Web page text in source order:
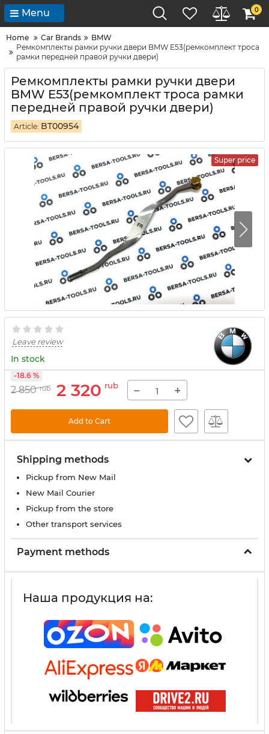
Menu 0
Home Car Brands
BMW
Ремкомплекты рамки ручки двери BMW E53(ремкомплект троса
рамки передней правой ручки двери)
Ремкомплекты рамки ручки двери
BMW E53(ремкомплект троса рамки
передней правой ручки двери)
Article: BT00954
Super price
Leave review
In stock
2 850 rub 2 320 rub
-18.6 %
− +
Add to Cart
Shipping methods
Pickup from New Mail
New Mail Courier
Pickup from the store
Other transport services
Payment methods
Наша продукция на: